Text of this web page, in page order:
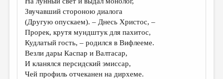
Звучавший стороною диалога
(Другую опускаем). – Днесь Христос, –
Прорек, крутя мундштук для пахитос,
Кудлатый гость, – родился в Вифлееме.
Везли дары Каспар и Валтасар,
И кланялся персидский эмиссар,
Чей профиль отчеканен на дирхеме.